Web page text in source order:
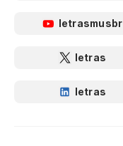
letrasmusbr
letras
letras